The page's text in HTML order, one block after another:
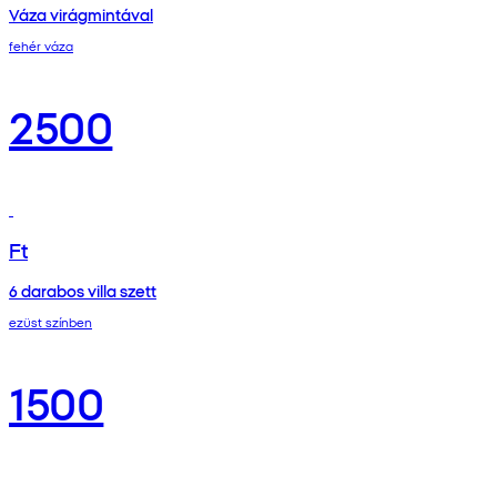
Váza virágmintával
fehér váza
2500
Ft
6 darabos villa szett
ezüst színben
1500